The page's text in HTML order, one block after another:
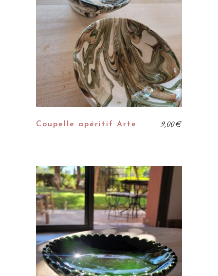
Coupelle apéritif Arte 9,00€